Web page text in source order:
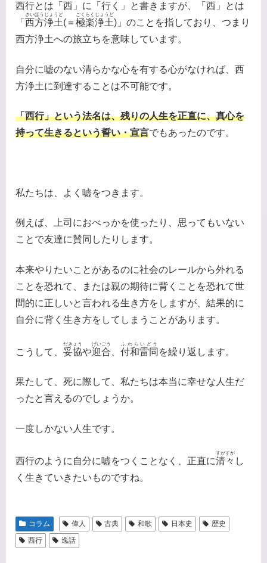
西行とは「西」に「行く」と書きますが、「西」とは
「 西方浄土
さいほうじょうど
(＝ 極楽浄土
ごくらくじょうど
)」のことを指しており、つまり
西方浄土への旅立ちを意味しています。
自分に嘘のない清らかな心を有する心がなければ、西
方浄土に到達することは不可能です。
「西行」という法名は、残りの人生を正直に、真心を
持って生きるという誓い・宣言でもあったのです。
私たちは、よく嘘をつきます。
例えば、上司におべっかを使ったり、思ってもいない
ことで友達に賛同したりします。
本来やりたいことがあるのに社会のレールから外れる
ことを恐れて、または親の期待に背くことを恐れて世
間的に正しいと言われる生き方をしますが、結果的に
自分に背く生き方をしてしまうことがあります。
こうして、 妥協
だきょう
や迎合
げいごう
付和雷同
ふわらいどう
を繰り返します。
果たして、死に際して、私たちは本当に幸せな人生だ
ったと言えるのでしょうか。
一度しかない人生です。
西行のように自分に嘘をつくことなく、正直に清々
すがすが
し
く生きていきたいものですね。
コラム 偉人 古典 和歌 日本史
歴史
西行
逸話